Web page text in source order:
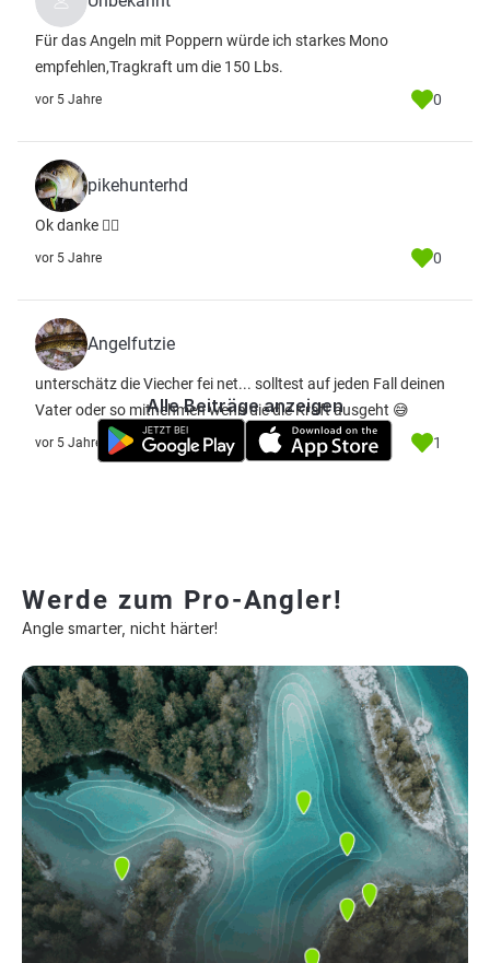
Für das Angeln mit Poppern würde ich starkes Mono
empfehlen,Tragkraft um die 150 Lbs.
vor 5 Jahre 0
pikehunterhd
Ok danke 👌🏻
vor 5 Jahre 0
Angelfutzie
unterschätz die Viecher fei net... solltest auf jeden Fall deinen
Vater oder so mitnehmen wenn die die Kraft ausgeht 😅
vor 5 Jahre 1
Alle Beiträge anzeigen
Werde zum Pro-Angler!
Angle smarter, nicht härter!